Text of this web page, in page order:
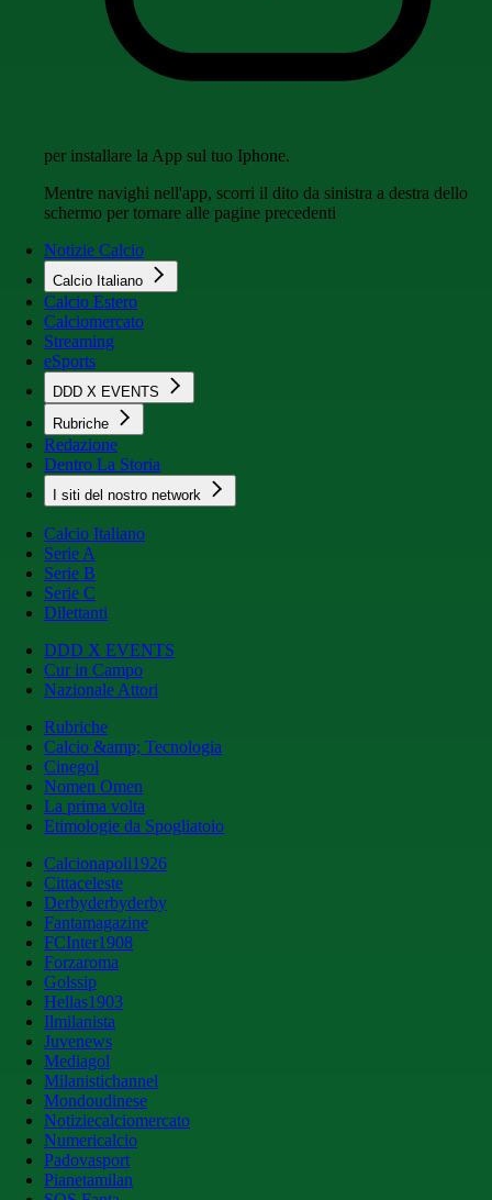
per installare la App sul tuo Iphone.
Mentre navighi nell'app, scorri il dito da sinistra a destra dello
schermo per tornare alle pagine precedenti
Notizie Calcio
Calcio Italiano
Calcio Estero
Calciomercato
Streaming
eSports
DDD X EVENTS
Rubriche
Redazione
Dentro La Storia
I siti del nostro network
Calcio Italiano
Serie A
Serie B
Serie C
Dilettanti
DDD X EVENTS
Cur in Campo
Nazionale Attori
Rubriche
Calcio &amp; Tecnologia
Cinegol
Nomen Omen
La prima volta
Etimologie da Spogliatoio
Calcionapoli1926
Cittaceleste
Derbyderbyderby
Fantamagazine
FCInter1908
Forzaroma
Golssip
Hellas1903
Ilmilanista
Juvenews
Mediagol
Milanistichannel
Mondoudinese
Notiziecalciomercato
Numericalcio
Padovasport
Pianetamilan